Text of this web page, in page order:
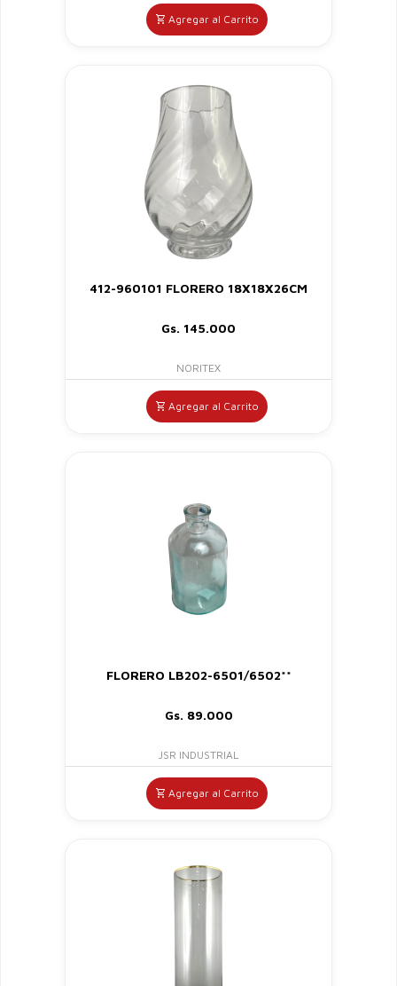
Agregar al Carrito
412-960101 FLORERO 18X18X26CM
Gs. 145.000
NORITEX
Agregar al Carrito
FLORERO LB202-6501/6502**
Gs. 89.000
JSR INDUSTRIAL
Agregar al Carrito